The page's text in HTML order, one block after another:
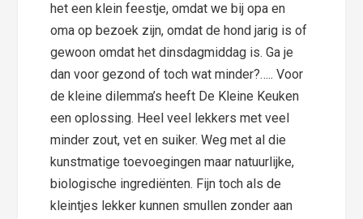
het een klein feestje, omdat we bij opa en
oma op bezoek zijn, omdat de hond jarig is of
gewoon omdat het dinsdagmiddag is. Ga je
dan voor gezond of toch wat minder?….. Voor
de kleine dilemma’s heeft De Kleine Keuken
een oplossing. Heel veel lekkers met veel
minder zout, vet en suiker. Weg met al die
kunstmatige toevoegingen maar natuurlijke,
biologische ingrediënten. Fijn toch als de
kleintjes lekker kunnen smullen zonder aan